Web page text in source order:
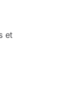
et